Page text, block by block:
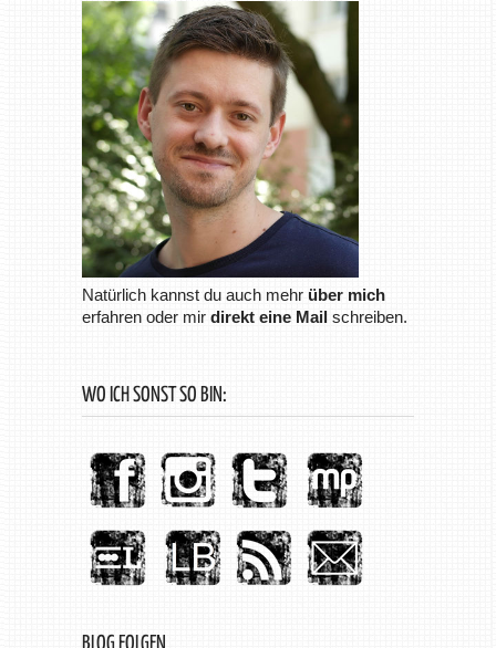
Natürlich kannst du auch mehr über mich
erfahren oder mir direkt eine Mailschreiben.
WO ICH SONST SO BIN: